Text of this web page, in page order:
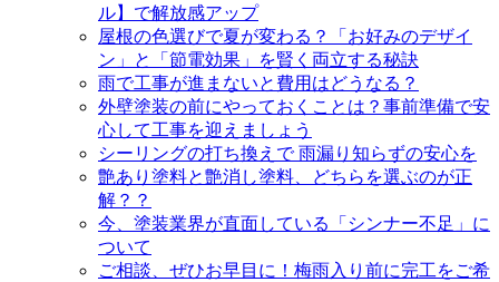
ル】で解放感アップ
屋根の色選びで夏が変わる？「お好みのデザイ
ン」と「節電効果」を賢く両立する秘訣
雨で工事が進まないと費用はどうなる？
外壁塗装の前にやっておくことは？事前準備で安
心して工事を迎えましょう
シーリングの打ち換えで 雨漏り知らずの安心を
艶あり塗料と艶消し塗料、どちらを選ぶのが正
解？？
今、塗装業界が直面している「シンナー不足」に
ついて
ご相談、ぜひお早目に！梅雨入り前に完工をご希